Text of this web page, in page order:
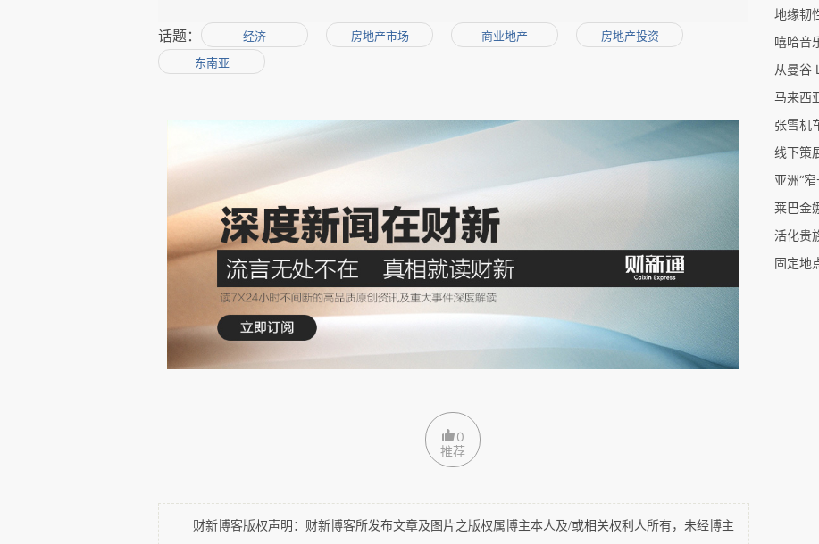
该区域极具代表性的建筑类型。这类建筑通常为2–3
层高，采用“下店上宅”的功能
布局
——
首层作为商铺临街设置，二、三层用作居住空间；商铺前方设有骑楼，该
在商业市
上，店屋大多坐落于核心城市的传统商圈，例如新加坡牛车水、马来
西亚槟城、吉隆坡等地。优越的地理位置与独特的历史底蕴，赋予店屋文化附加
值，使其兼具实用功能与文化符号价值。
马来西亚的商业地产：韧性增长中的结构分化
尽管全球经济环境充满不确定性，马来西亚房地产市场在 2025年仍展现出较强
韧性。全年共录得416,413宗房地产交易，较2024年小幅下降1%，但交易总值同
）上涨
话题： 经济 房地产市场 商业地产
房地产投资
东南亚
0
推荐
财新博客版权声明：财新博客所发布文章及图片之版权属博主本人及/或相关权利人所有，未经博主
嘻哈音
马来西
张雪机
亚洲“
莱巴金